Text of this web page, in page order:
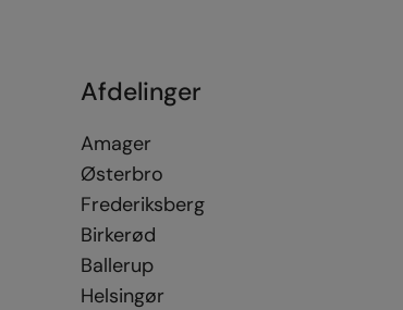
Afdelinger
Amager
Østerbro
Frederiksberg
Birkerød
Ballerup
Helsingør